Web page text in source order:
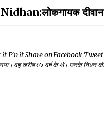
दीवान
it Share on Facebook Tweet it
वह करीब 65 वर्ष के थे। उनके